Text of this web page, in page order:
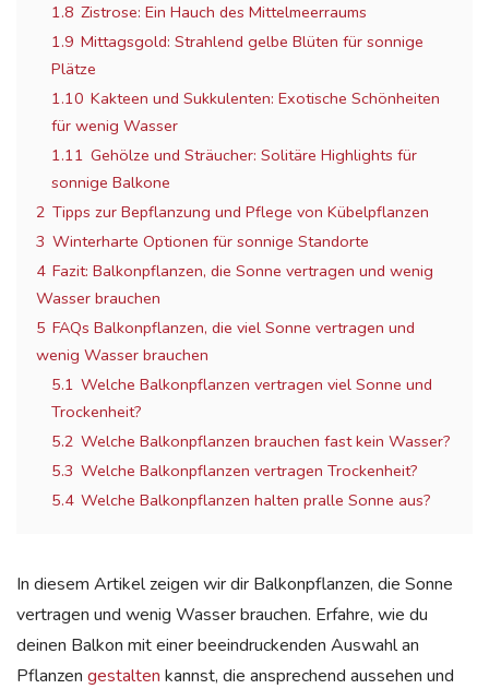
1.8 Zistrose: Ein Hauch des Mittelmeerraums
1.9 Mittagsgold: Strahlend gelbe Blüten für sonnige
Plätze
1.10 Kakteen und Sukkulenten: Exotische Schönheiten
für wenig Wasser
1.11 Gehölze und Sträucher: Solitäre Highlights für
sonnige Balkone
2 Tipps zur Bepflanzung und Pflege von Kübelpflanzen
3 Winterharte Optionen für sonnige Standorte
4 Fazit: Balkonpflanzen, die Sonne vertragen und wenig
Wasser brauchen
5 FAQs Balkonpflanzen, die viel Sonne vertragen und
wenig Wasser brauchen
5.1 Welche Balkonpflanzen vertragen viel Sonne und
Trockenheit?
5.2 Welche Balkonpflanzen brauchen fast kein Wasser?
5.3 Welche Balkonpflanzen vertragen Trockenheit?
5.4 Welche Balkonpflanzen halten pralle Sonne aus?
In diesem Artikel zeigen wir dir Balkonpflanzen, die Sonne
vertragen und wenig Wasser brauchen. Erfahre, wie du
deinen Balkon mit einer beeindruckenden Auswahl an
Pflanzen gestalten kannst, die ansprechend aussehen und